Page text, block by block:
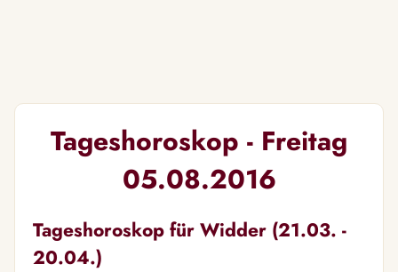
Tageshoroskop - Freitag
05.08.2016
Tageshoroskop für Widder (21.03. -
20.04.)